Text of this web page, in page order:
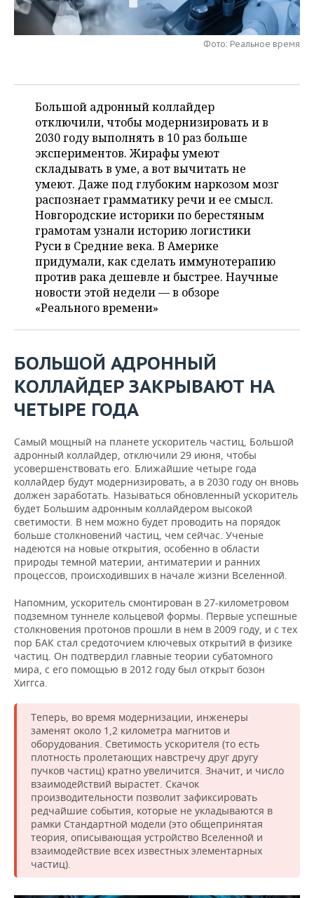
ЭНЕРГЕТИКА
УСЛУГИ
МЕДИА
ВЫЕЗДНАЯ РЕДАКЦИЯ
ОТКРЫТАЯ ЛЕКЦИЯ
НОВОСТИ СПОРТА
БАСКЕТБОЛ
ВОЛЕЙБОЛ
КИБЕРСПОРТ
ФИГУРНОЕ КАТАНИЕ
ВОДНЫЕ ВИДЫ СПОРТА
ХОККЕЙ С МЯЧОМ
ОБЩЕСТВО
ИНФРАСТРУКТУРА
ИСТОРИЯ
КУЛЬТУРА
МЕДИЦИНА
ОБРАЗОВАНИЕ
ПРОИСШЕСТВИЯ
СПРАВОЧНИК
СПИСОК ПЕРСОН
СПИСОК КОМПАНИЙ
ПОЛНАЯ ВЕРСИЯ
Фото: Реальное время
Большой адронный коллайдер
отключили, чтобы модернизировать и в
2030 году выполнять в 10 раз больше
экспериментов. Жирафы умеют
складывать в уме, а вот вычитать не
умеют. Даже под глубоким наркозом мозг
распознает грамматику речи и ее смысл.
Новгородские историки по берестяным
грамотам узнали историю логистики
Руси в Средние века. В Америке
придумали, как сделать иммунотерапию
против рака дешевле и быстрее. Научные
новости этой недели — в обзоре
«Реального времени»
БОЛЬШОЙ АДРОННЫЙ
КОЛЛАЙДЕР ЗАКРЫВАЮТ НА
ЧЕТЫРЕ ГОДА
Самый мощный на планете ускоритель частиц, Большой
адронный коллайдер, отключили 29 июня, чтобы
усовершенствовать его. Ближайшие четыре года
коллайдер будут модернизировать, а в 2030 году он вновь
должен заработать. Называться обновленный ускоритель
будет Большим адронным коллайдером высокой
светимости. В нем можно будет проводить на порядок
больше столкновений частиц, чем сейчас. Ученые
надеются на новые открытия, особенно в области
природы темной материи, антиматерии и ранних
процессов, происходивших в начале жизни Вселенной.
Напомним, ускоритель смонтирован в 27-километровом
подземном туннеле кольцевой формы. Первые успешные
столкновения протонов прошли в нем в 2009 году, и с тех
пор БАК стал средоточием ключевых открытий в физике
частиц. Он подтвердил главные теории субатомного
мира, с его помощью в 2012 году был открыт бозон
Хиггса.
Теперь, во время модернизации, инженеры
заменят около 1,2 километра магнитов и
оборудования. Светимость ускорителя (то есть
плотность пролетающих навстречу друг другу
пучков частиц) кратно увеличится. Значит, и число
взаимодействий вырастет. Скачок
производительности позволит зафиксировать
редчайшие события, которые не укладываются в
рамки Стандартной модели (это общепринятая
теория, описывающая устройство Вселенной и
взаимодействие всех известных элементарных
частиц).